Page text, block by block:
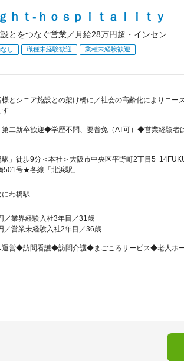
ｈｔ‐ｈｏｓｐｉｔａｌｉｔｙ
とをつなぐ営業／月給28万円超・インセン
し 職種未経験歓迎 業種未経験歓迎
とシニア施設との架け橋に／社会の高齢化によりニー
す
第二新卒歓迎◆学歴不問、要普免（AT可）◆営業経験者
」徒歩9分＜本社＞大阪市中央区平野町2丁目5ｰ
号★各線「北浜駅」...
わ橋駅
／業界経験入社3年目／31歳
／営業未経験入社2年目／36歳
営◆訪問看護◆訪問介護◆まごころサービス◆老人ホ